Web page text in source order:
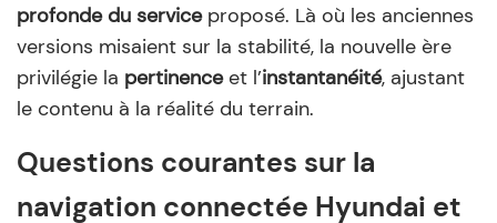
profonde du serviceproposé. Là où les anciennes
versions misaient sur la stabilité, la nouvelle ère
privilégie la pertinenceet l’instantanéité, ajustant
le contenu à la réalité du terrain.
Questions courantes sur la
navigation connectée Hyundai et